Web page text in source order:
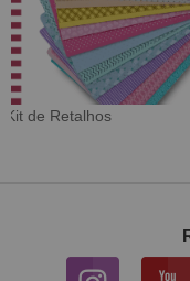
Tecido Digital